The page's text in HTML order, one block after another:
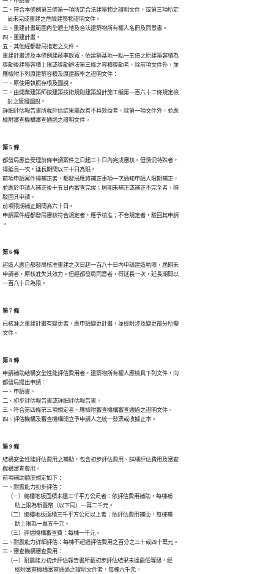
二、符合本條例第三條第一項所定合法建築物之證明文件，或第三項所定
    尚未完成重建之危險建築物證明文件。
三、重建計畫範圍內全體土地及合法建築物所有權人名冊及同意書。
四、重建計畫。
五、其他經都發局指定之文件。
重建計畫涉及本條例建蔽率放寬、依建築基地一點一五倍之原建築容積為
獎勵後建築容積上限或獎勵辦法第三條之容積獎勵者，除前項文件外，並
應檢附下列原建築容積及原建蔽率之證明文件：
一、原使用執照存根及圖說。
二、由開業建築師按建築技術規則建築設計施工編第一百六十二條規定檢
    討之簽證圖說。
詳細評估報告書所載評估結果屬改善不具效益者，除第一項文件外，並應
檢附審查機構審查通過之證明文件。
第 5 條
都發局應自受理前條申請案件之日起三十日內完成審核。但情況特殊者，
得延長一次，延長期間以三十日為限。
前項申請案件得補正者，都發局應將補正事項一次通知申請人限期補正，
並應於申請人補正後十五日內審查完竣；屆期未補正或補正不完全者，得
駁回其申請。
前項限期補正期間為六十日。
申請案件經都發局審核符合規定者，應予核准；不合規定者，駁回其申請
。
第 6 條
起造人應自都發局核准重建之次日起一百八十日內申請建造執照，屆期未
申請者，原核准失其效力。但經都發局同意者，得延長一次，延長期間以
一百八十日為限。
第 7 條
已核准之重建計畫有變更者，應申請變更計畫，並檢附涉及變更部分所需
文件。
第 8 條
申請補助結構安全性能評估費用者，建築物所有權人應檢具下列文件，向
都發局提出申請：
一、申請書。
二、初步評估報告書或詳細評估報告書。
三、符合第四條第三項規定者，應檢附審查機構審查通過之證明文件。
四、評估機構及審查機構開立予申請人之統一發票或收據正本。
第 9 條
結構安全性能評估費用之補助，包含初步評估費用、詳細評估費用及審查
機構審查費用。
前項補助額度規定如下：
一、耐震能力初步評估：
    （一）總樓地板面積未達三千平方公尺者：依評估費用補助，每棟補
          助上限為新臺幣（以下同）一萬二千元。
    （二）總樓地板面積三千平方公尺以上者：依評估費用補助，每棟補
          助上限為一萬五千元。
    （三）評估機構審查費：每棟一千元。
二、耐震能力詳細評估：每棟不超過評估費用之百分之三十或四十萬元。
三、審查機構審查費用：
    （一）耐震能力初步評估報告書所載初步評估結果未達最低等級，經
          檢附審查機構審查通過之證明文件者，每棟六千元。